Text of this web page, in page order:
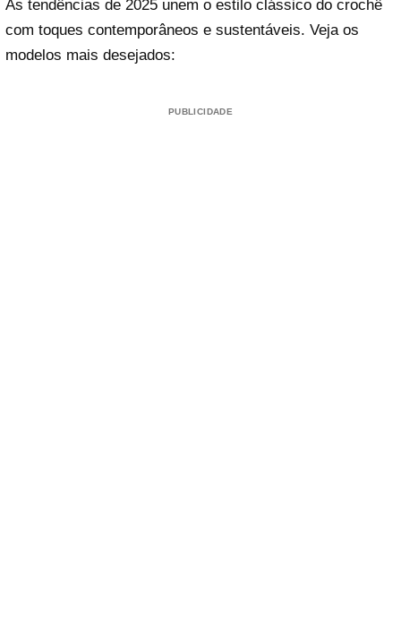
As tendências de 2025 unem o estilo clássico do crochê
com toques contemporâneos e sustentáveis. Veja os
modelos mais desejados:
PUBLICIDADE